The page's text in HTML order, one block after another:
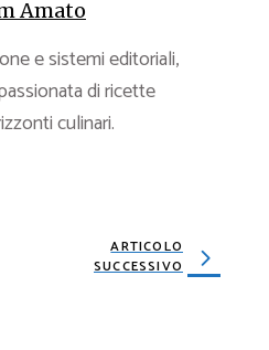
Amato
e sistemi editoriali,
di ricette
culinari.
ARTICOLO
SUCCESSIVO